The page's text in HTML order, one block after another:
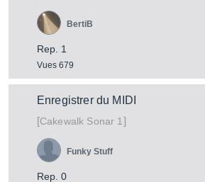
Rep. 1
Vues 679
BertiB
Enregistrer du MIDI
[Cakewalk Sonar 1 ]
Rep. 0
Funky Stuff